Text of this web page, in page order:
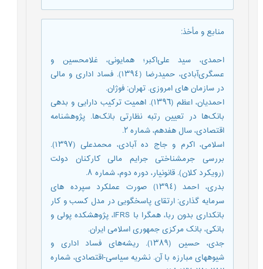
منابع و مأخذ:
احمدی‌، سید علی‌اکبر؛ همایونی‌، غلامحسین‌ و
عسگری‌آبادی‌، حمیدرضا (١٣٩٤). فساد اداری‌ و مالی‌
در سازمان های‌ امروزی‌. تهران: فوژان.
احمدیان، اعظم‌ (١٣٩٦). اهمیت‌ ترکیب‌ دارایی‌ و بدهی‌
بانک‌ها در تعیین‌ رتبه‌ نظارتی‌ بانک‌ها. پژوهشنامه‌
اقتصادی‌، سال هفدهم‌، شماره ٢.
اسلامی‌، اکرم و جاج ده آبادی‌، محمدعلی‌ (١٣٩٧).
بررسی‌ جرمشناختی‌ جرایم‌ مالی‌ کارکنان دولت‌
(رویکرد کلان). قانونیار، دوره دوم، شماره ٨.
بدری‌، احمد (١٣٩٤) صورت عملکرد سپرده های‌
سرمایه‌ گذاری‌: ارتقای‌ پاسخگویی‌ در مدل کسب‌ و کار
بانکداری‌ بدون ربا، همگرا با IFRS، پژوهشکده پولی‌ و
بانکی‌، بانک‌ مرکزی‌ جمهوری‌ اسلامی‌ ایران.
جدی‌، حسین‌ (١٣٨٩). ریشه‌های‌ فساد اداری‌ و
شیوههای‌ مبارزه با آن. نشریه‌ سیاسی‌-اقتصادی‌، شماره